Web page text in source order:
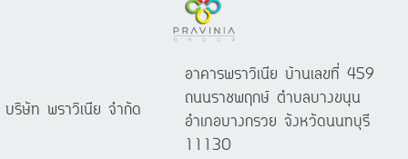
บริษัท พราวิเนีย จำกัด
อาคารพราวิเนีย บ้านเลขที่ 459
ถนนราชพฤกษ์ ตำบลบางขนุน
อำเภอบางกรวย จังหวัดนนทบุรี
11130